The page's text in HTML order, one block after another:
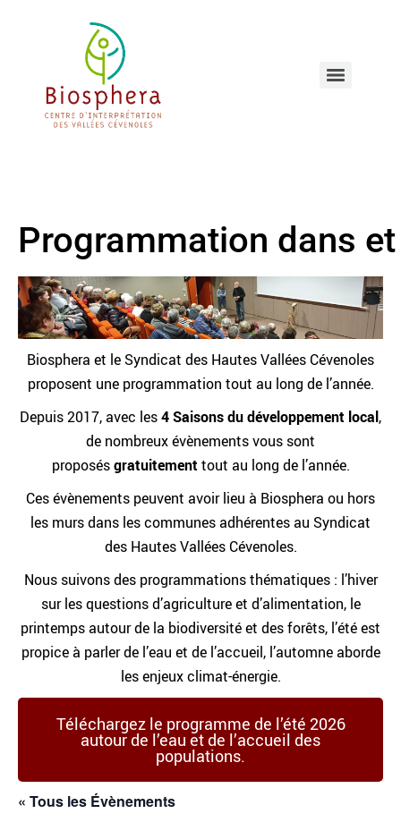
Programmation dans
Biosphera et le Syndicat des Hautes Vallées Cévenoles
proposent une programmation tout au long de l’année.
Depuis 2017, avec les4 Saisons du développement local,
de nombreux évènements vous sont
proposésgratuitement tout au long de l’année.
Ces évènements peuvent avoir lieu à Biosphera ou hors
les murs dans les communes adhérentes au Syndicat
des Hautes Vallées Cévenoles.
Nous suivons des programmations thématiques : l’hiver
sur les questions d’agriculture et d’alimentation, le
printemps autour de la biodiversité et des forêts, l’été est
propice à parler de l’eau et de l’accueil, l’automne aborde
les enjeux climat-énergie.
Téléchargez le programme de l’été 2026
autour de l’eau et de l’accueil des
populations.
« Tous les Évènements